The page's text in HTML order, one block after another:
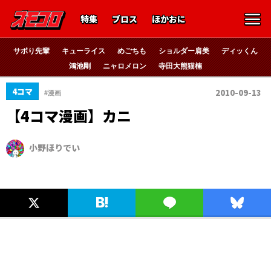
特集 ブロス ほかおに
サボり先輩 キューライス めごちも ショルダー肩美
ディッくん
鴻池剛
ニャロメロン 寺田大熊猫楠
4コマ #漫画 2010-09-13
【4コマ漫画】カニ
小野ほりでい